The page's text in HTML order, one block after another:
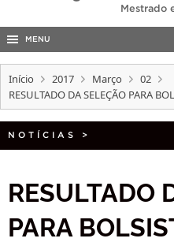
AUDITORIA
EDITAIS
INTERNACIONAL
OUVIDORIA
TELEFONES
Mestrado
MENU
Início 2017 Março
02
RESULTADO DA SELEÇÃO PARA
NOTÍCIAS >
RESULTADO
PARA